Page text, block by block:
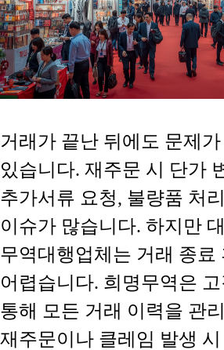
거래가 끝난 뒤에도 문제
있습니다. 재주문 시 단가
추가서류 요청, 불량품 처
이슈가 많습니다. 하지만
무역대행업체는 거래 종료
어렵습니다. 희명무역은
통해 모든 거래 이력을 관
재주문이나 클레임 발생 시